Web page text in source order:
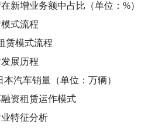
新增业务额中占比（单位：%）
式流程
赁模式流程
展历程
本汽车销量（单位：万辆）
资租赁运作模式
特征分析